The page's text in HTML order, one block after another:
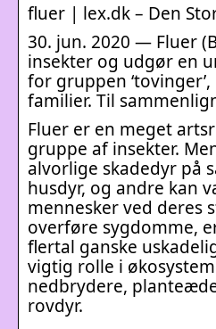
fluer | lex.dk – Den
30. jun. 2020 — Fluer
insekter og udgør en
for gruppen
familier. Til
Fluer er en meget
gruppe af insekter.
alvorlige skadedyr på
husdyr, og andre kan
mennesker ved deres
overføre sygdomme,
flertal ganske
vigtig rolle i
nedbrydere,
rovdyr.